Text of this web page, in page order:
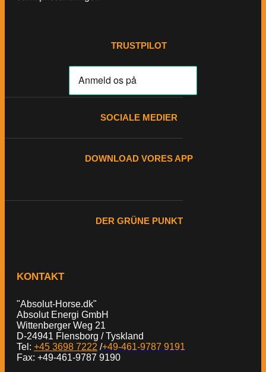
TRUSTPILOT
SOCIALE MEDIER
DOWNLOAD VORES APP
DER GRÜNE PUNKT
KONTAKT
"Absolut-Horse.dk"
Absolut Energi GmbH
Wittenberger Weg 21
D-24941 Flensborg / Tyskland
Tel: +45 3698 7222 /+49-461-9787 9191
Fax: +49-461-9787 9190